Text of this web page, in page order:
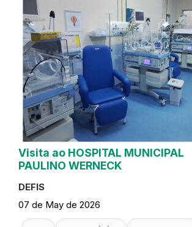
Visita ao HOSPITAL MUNICIPAL
PAULINO WERNECK
DEFIS
07 de May de 2026